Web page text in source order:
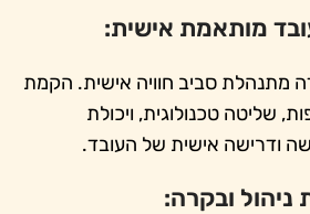
מתנהלת סביב חוויה אישית. הקמת
שליטה טכנולוגית, ויכולת
ודרישה אישית של העובד.